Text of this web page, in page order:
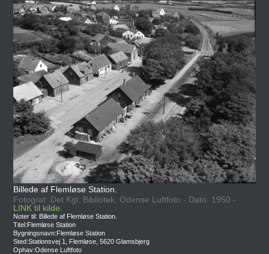
Billede af Flemløse Station.
Fotograf: Det Kgl. Bibliotek, Odense Luftfoto - Dato: 1950 -
LINK til kilde.
Noter til: Billede af Flemløse Station.
Titel:Flemløse Station
Bygningsnavn:Flemløse Station
Sted:Stationsvej 1, Flemløse, 5620 Glamsbjerg
Ophav:Odense Luftfoto